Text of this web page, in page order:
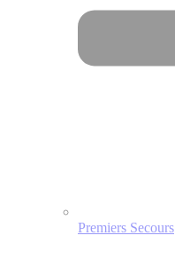
Premiers Secours